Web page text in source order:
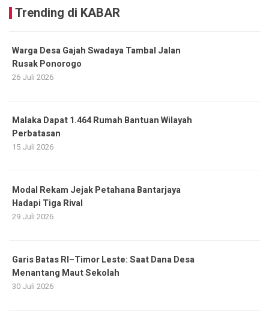
Trending di KABAR
Warga Desa Gajah Swadaya Tambal Jalan
Rusak Ponorogo
26 Juli 2026
Malaka Dapat 1.464 Rumah Bantuan Wilayah
Perbatasan
15 Juli 2026
Modal Rekam Jejak Petahana Bantarjaya
Hadapi Tiga Rival
29 Juli 2026
Garis Batas RI–Timor Leste: Saat Dana Desa
Menantang Maut Sekolah
30 Juli 2026